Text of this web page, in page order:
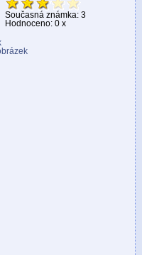
Současná známka: 3
Hodnoceno: 0 x